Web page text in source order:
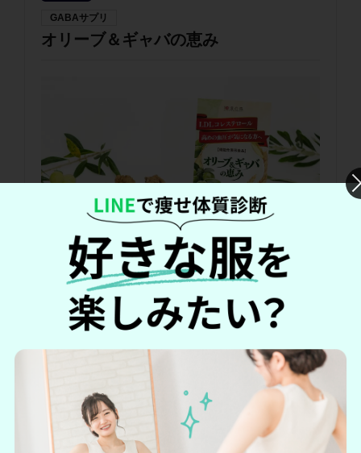
GABAサプリ
オリーブ＆ギャバの恵み
価格：980円(最安値=公式サイトから) 初回価格の場合（2回
目以降は1袋あたり4,299円）
＼初回は980円！／
オリーブ＆ギャバの恵みの詳細を見る
→ オリーブ＆ギャバの恵み公式サイトへ